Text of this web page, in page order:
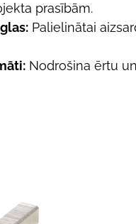
prasībām.
Palielinātai
Nodrošina ērtu un